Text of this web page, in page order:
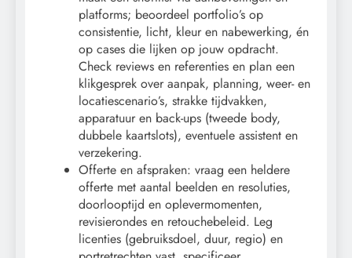
platforms; beoordeel portfolio’s op
consistentie, licht, kleur en nabewerking, én
op cases die lijken op jouw opdracht.
Check reviews en referenties en plan een
klikgesprek over aanpak, planning, weer- en
locatiescenario’s, strakke tijdvakken,
apparatuur en back-ups (tweede body,
dubbele kaartslots), eventuele assistent en
verzekering.
Offerte en afspraken: vraag een heldere
offerte met aantal beelden en resoluties,
doorlooptijd en oplevermomenten,
revisierondes en retouchebeleid. Leg
licenties (gebruiksdoel, duur, regio) en